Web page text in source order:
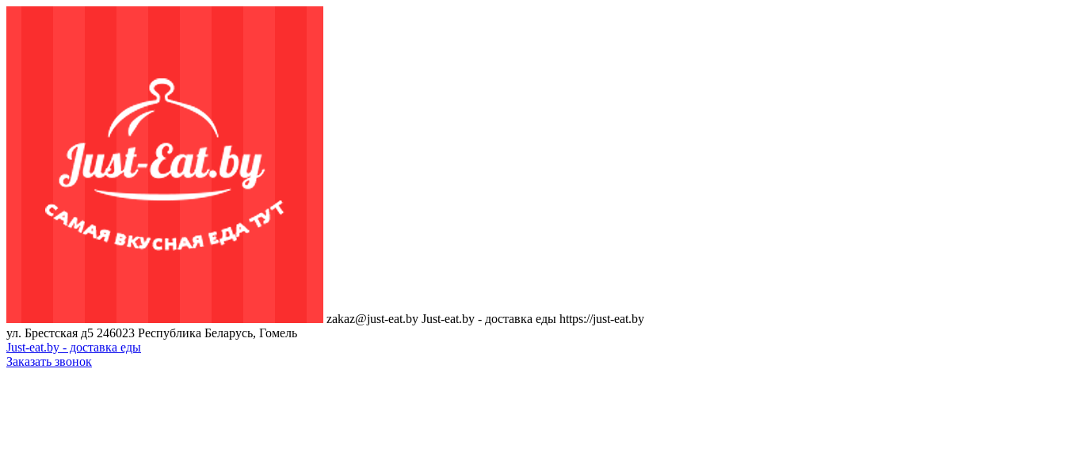
zakaz@just-eat.by Just-eat.by - доставка еды https://just-eat.by
ул. Брестская д5 246023 Республика Беларусь, Гомель
Just-eat.by - доставка еды
Заказать звонок